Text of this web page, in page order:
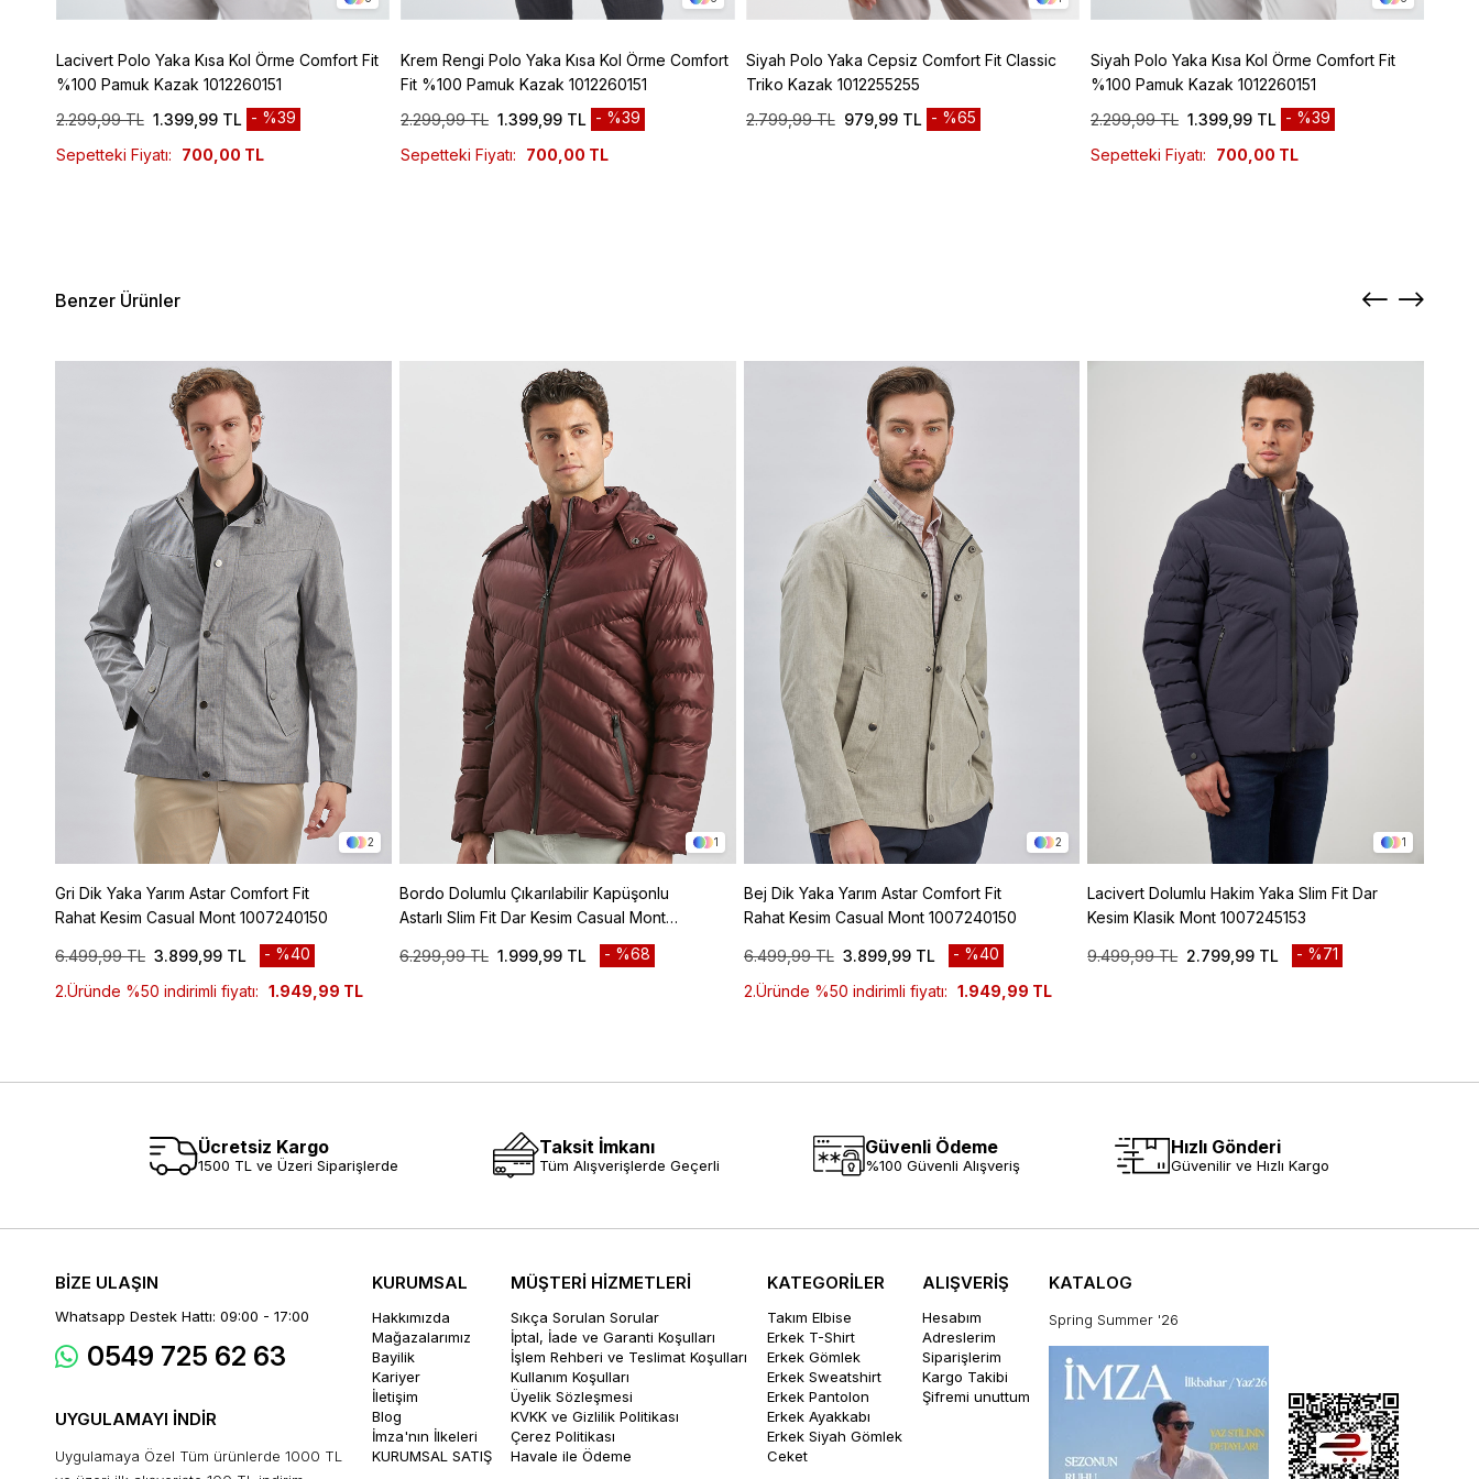
Lacivert Polo Yaka Kısa Kol Örme Comfort Fit
%100 Pamuk Kazak 1012260151
2.299,99 TL 1.399,99 TL
%39
Sepetteki Fiyatı:
700,00 TL
Krem Rengi Polo Yaka Kısa Kol Örme Comfort
Fit %100 Pamuk Kazak 1012260151
2.299,99 TL 1.399,99 TL
%39
Sepetteki Fiyatı:
700,00 TL
Siyah Polo Yaka Cepsiz Comfort Fit Classic
Triko Kazak 1012255255
2.799,99 TL 979,99 TL %65
Siyah Polo Yaka Kısa Kol Örme Comfort Fit
%100 Pamuk Kazak 1012260151
2.299,99 TL 1.399,99 TL
%39
Sepetteki Fiyatı:
700,00 TL
Benzer Ürünler
2
Gri Dik Yaka Yarım Astar Comfort Fit
Rahat Kesim Casual Mont 1007240150
3.899,99 TL
6.499,99 TL
%40
2.Üründe %50 indirimli fiyatı: 1.949,99 TL
1
Bordo Dolumlu Çıkarılabilir Kapüşonlu
Astarlı Slim Fit Dar Kesim Casual Mont
1.999,99 TL
6.299,99 TL %68
2
Bej Dik Yaka Yarım Astar Comfort Fit
Rahat Kesim Casual Mont 1007240150
3.899,99 TL
6.499,99 TL
%40
2.Üründe %50 indirimli fiyatı: 1.949,99 TL
1
Lacivert Dolumlu Hakim Yaka Slim Fit Dar
Kesim Klasik Mont 1007245153
2.799,99 TL
9.499,99 TL %71
Ücretsiz Kargo
1500 TL ve Üzeri Siparişlerde
Taksit İmkanı
Tüm Alışverişlerde Geçerli
Güvenli Ödeme
%100 Güvenli Alışveriş
Hızlı Gönderi
Güvenilir ve Hızlı Kargo
BİZE ULAŞIN
Whatsapp Destek Hattı: 09:00 - 17:00
0549 725 62 63
UYGULAMAYI İNDİR
Uygulamaya Özel Tüm ürünlerde 1000 TL
KURUMSAL
Hakkımızda
Mağazalarımız
Bayilik
Kariyer
İletişim
Blog
İmza'nın İlkeleri
KURUMSAL SATIŞ
MÜŞTERİ HİZMETLERİ
Sıkça Sorulan Sorular
İptal, İade ve Garanti Koşulları
İşlem Rehberi ve Teslimat Koşulları
Kullanım Koşulları
Üyelik Sözleşmesi
KVKK ve Gizlilik Politikası
Çerez Politikası
Havale ile Ödeme
KATEGORİLER
Takım Elbise
Erkek T-Shirt
Erkek Gömlek
Erkek Sweatshirt
Erkek Pantolon
Erkek Ayakkabı
Erkek Siyah Gömlek
Ceket
ALIŞVERİŞ
Hesabım
Adreslerim
Siparişlerim
Kargo Takibi
Şifremi unuttum
KATALOG
Spring Summer '26